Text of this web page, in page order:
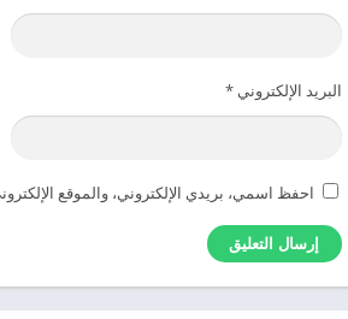
البريد الإلكتروني *
احفظ اسمي، بريدي الإلكتروني، والموقع